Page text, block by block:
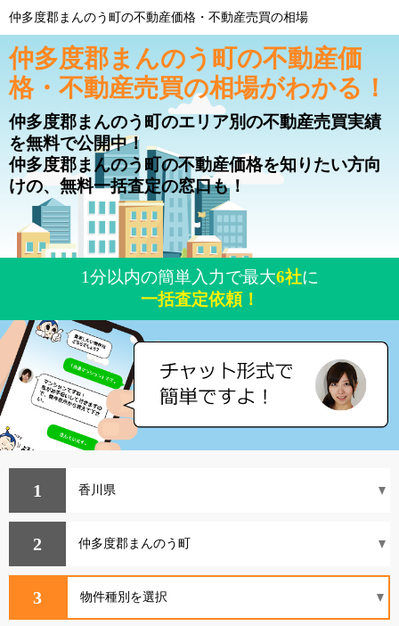
仲多度郡まんのう町の不動産価格・不動産売買の相場
仲多度郡まんのう町の不動産価
格・不動産売買の相場がわかる！
仲多度郡まんのう町のエリア別の不動産売買実績
を無料で公開中！
仲多度郡まんのう町の不動産価格を知りたい方向
けの、無料一括査定の窓口も！
1分以内の簡単入力で最大6社に
一括査定依頼！
1
2
3